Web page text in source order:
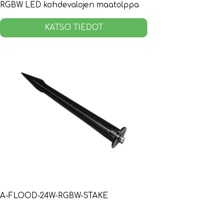
RGBW LED kohdevalojen maatolppa
KATSO TIEDOT
A-FLOOD-24W-RGBW-STAKE